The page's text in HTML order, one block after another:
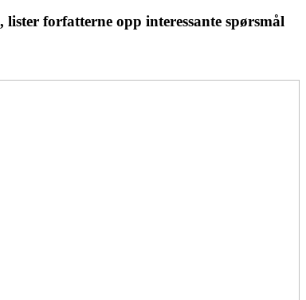
forfatterne opp interessante spørsmål